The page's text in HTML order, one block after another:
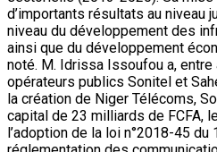
d’importants résultats au niveau
niveau du développement des
ainsi que du développement
noté. M. Idrissa Issoufou a,
opérateurs publics Sonitel et
la création de Niger Télécoms,
capital de 23 milliards de FCFA,
l’adoption de la loi n°2018-45